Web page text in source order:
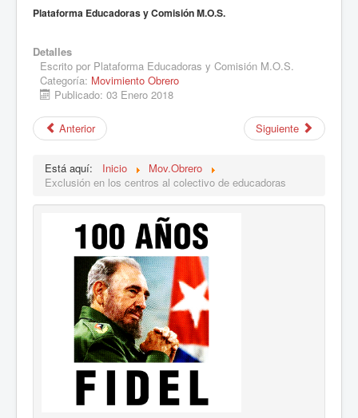
Plataforma Educadoras y Comisión M.O.S.
Detalles
Escrito por Plataforma Educadoras y Comisión M.O.S.
Categoría: Movimiento Obrero
Publicado: 03 Enero 2018
Anterior Siguiente
Está aquí: Inicio
Mov.Obrero
Exclusión en los centros al colectivo de educadoras